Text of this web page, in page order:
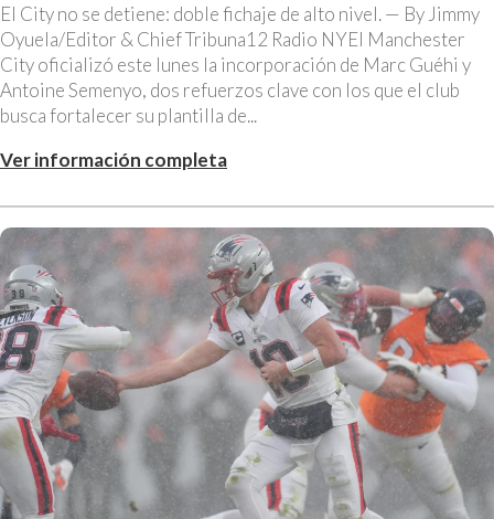
Pereira
El City no se detiene: doble fichaje de alto nivel. — By Jimmy
Oyuela/Editor & Chief Tribuna12 Radio NYEl Manchester
City oficializó este lunes la incorporación de Marc Guéhi y
Antoine Semenyo, dos refuerzos clave con los que el club
busca fortalecer su plantilla de...
Ver información completa